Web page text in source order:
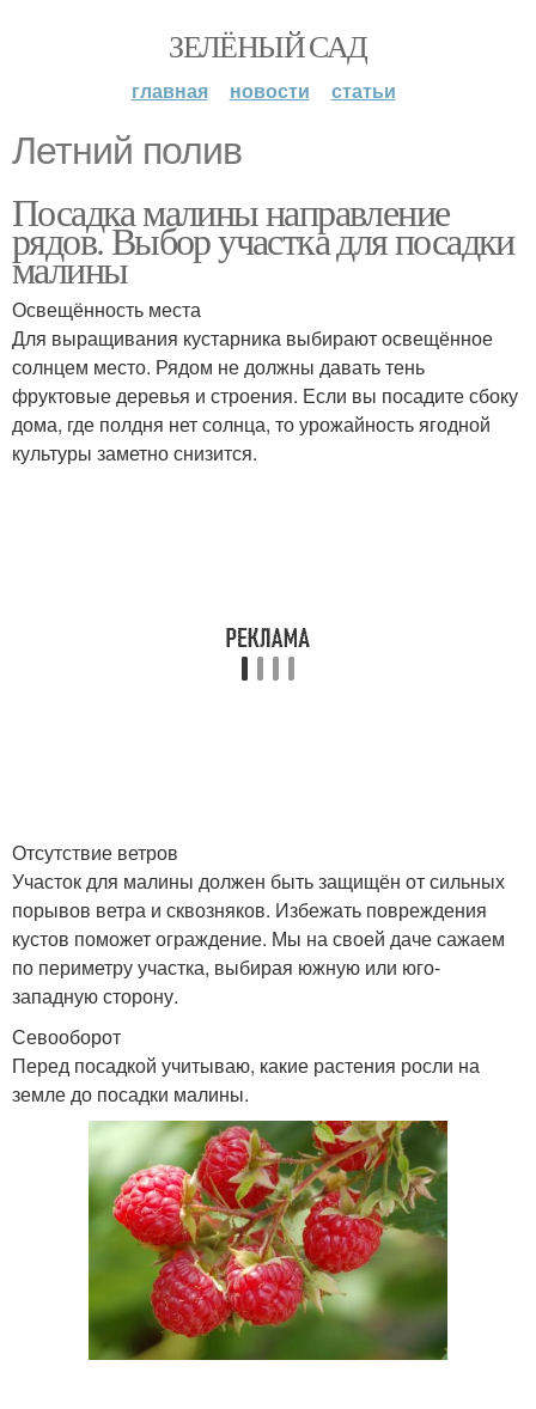
ЗЕЛЁНЫЙ САД
главная новости статьи
Летний полив
Посадка малины направление
рядов. Выбор участка для посадки
малины
Освещённость места
Для выращивания кустарника выбирают освещённое
солнцем место. Рядом не должны давать тень
фруктовые деревья и строения. Если вы посадите сбоку
дома, где полдня нет солнца, то урожайность ягодной
культуры заметно снизится.
Отсутствие ветров
Участок для малины должен быть защищён от сильных
порывов ветра и сквозняков. Избежать повреждения
кустов поможет ограждение. Мы на своей даче сажаем
по периметру участка, выбирая южную или юго-
западную сторону.
Севооборот
Перед посадкой учитываю, какие растения росли на
земле до посадки малины.